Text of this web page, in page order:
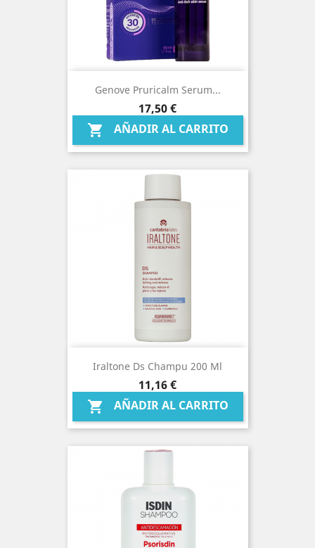
Genove Pruricalm Serum...
Precio
17,50 €
 AÑADIR AL CARRITO
Iraltone Ds Champu 200 Ml
Precio
11,16 €
 AÑADIR AL CARRITO